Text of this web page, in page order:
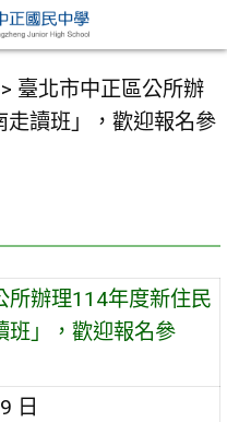
> 臺北市中正區公所辦
讀班」，歡迎報名參
所辦理114年度新住民
班」，歡迎報名參
日